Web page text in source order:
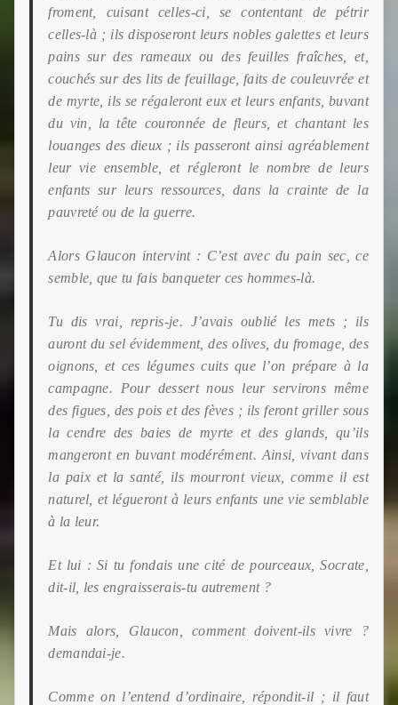
froment, cuisant celles-ci, se contentant de pétrir
celles-là ; ils disposeront leurs nobles galettes et leurs
pains sur des rameaux ou des feuilles fraîches, et,
couchés sur des lits de feuillage, faits de couleuvrée et
de myrte, ils se régaleront eux et leurs enfants, buvant
du vin, la tête couronnée de fleurs, et chantant les
louanges des dieux ; ils passeront ainsi agréablement
leur vie ensemble, et régleront le nombre de leurs
enfants sur leurs ressources, dans la crainte de la
pauvreté ou de la guerre.
Alors Glaucon intervint : C’est avec du pain sec, ce
semble, que tu fais banqueter ces hommes-là.
Tu dis vrai, repris-je. J’avais oublié les mets ; ils
auront du sel évidemment, des olives, du fromage, des
oignons, et ces légumes cuits que l’on prépare à la
campagne. Pour dessert nous leur servirons même
des figues, des pois et des fèves ; ils feront griller sous
la cendre des baies demyrte et des glands, qu’ils
mangeront en buvant modérément. Ainsi, vivant dans
la paix et la santé, ils mourront vieux, comme il est
naturel, et légueront à leurs enfants une vie semblable
à la leur.
Et lui : Si tu fondais une cité de pourceaux, Socrate,
dit-il, les engraisserais-tu autrement ?
Mais alors, Glaucon, comment doivent-ils vivre ?
demandai-je.
Comme on l’entend d’ordinaire, répondit-il ; il faut